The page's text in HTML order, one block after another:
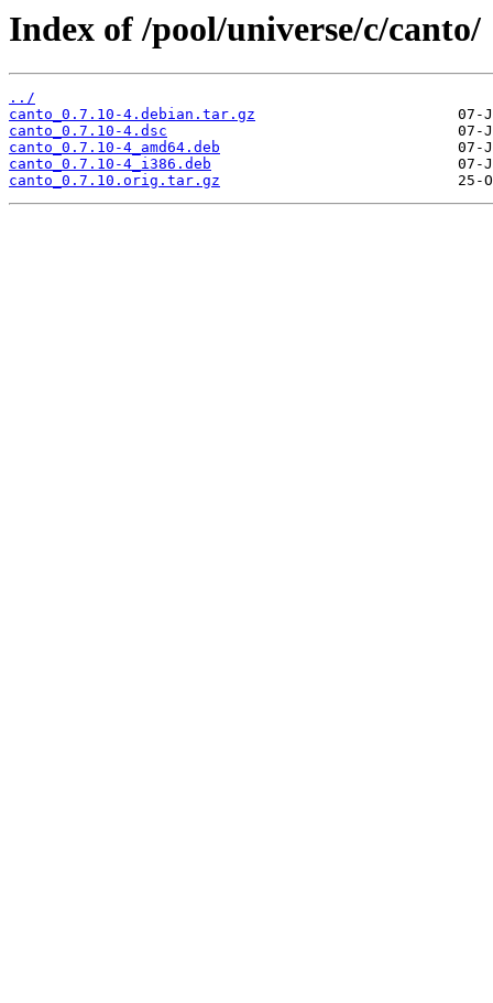
Index of /pool/universe/c/canto/
../
canto_0.7.10-4.debian.tar.gz
canto_0.7.10-4.dsc
canto_0.7.10-4_amd64.deb
canto_0.7.10-4_i386.deb
canto_0.7.10.orig.tar.gz